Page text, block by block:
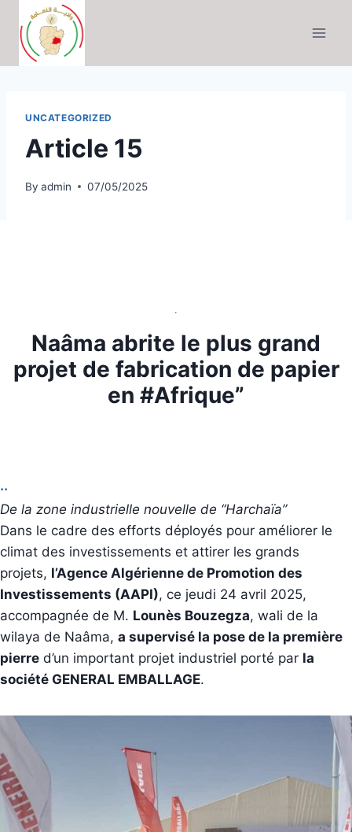
content
UNCATEGORIZED
Article 15
By admin 07/05/2025
.
Naâma abrite le plus grand
projet de fabrication de papier
en #Afrique”
..
De la zone industrielle nouvelle de “Harchaïa”
Dans le cadre des efforts déployés pour améliorer le
climat des investissements et attirer les grands
projets, l’Agence Algérienne de Promotion des
Investissements (AAPI), ce jeudi 24 avril 2025,
accompagnée de M. Lounès Bouzegza, wali de la
wilaya de Naâma, a supervisé la pose de la première
pierre d’un important projet industriel porté par la
société GENERAL EMBALLAGE.